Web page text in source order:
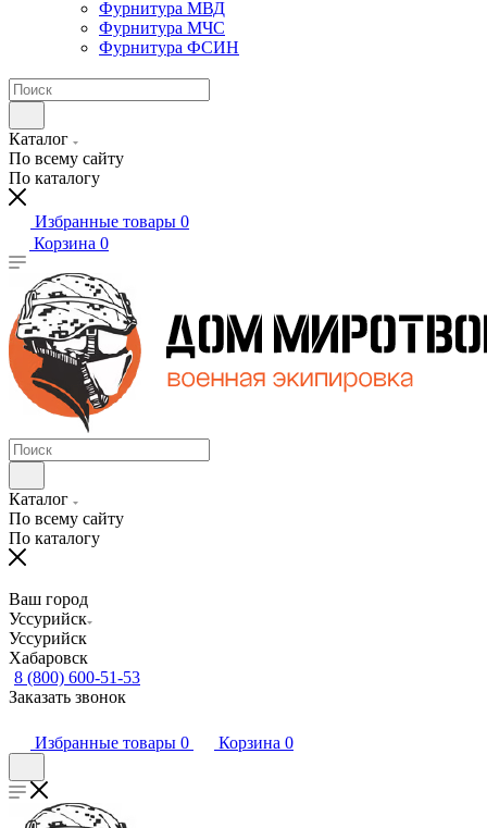
Фурнитура МВД
Фурнитура МЧС
Фурнитура ФСИН
Каталог
По всему сайту
По каталогу
Избранные товары 0
Корзина 0
Каталог
По всему сайту
По каталогу
Ваш город
Уссурийск
Уссурийск
Хабаровск
8 (800) 600-51-53
Заказать звонок
Избранные товары 0 Корзина 0